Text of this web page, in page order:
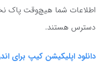
اطلاعات شما هیچ‌وقت پاک
دسترس هستند.
دانلود اپلیکیشن کیپ برای